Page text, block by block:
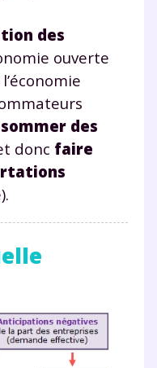
des
ouverte
des
donc faire